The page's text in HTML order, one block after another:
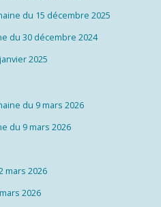
du 15 décembre 2025
du 30 décembre 2024
2025
du 9 mars 2026
du 9 mars 2026
mars 2026
2026